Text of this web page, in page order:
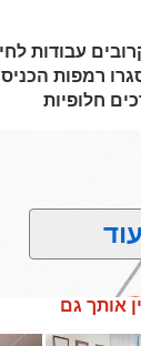
עבודות
חלופיות
אותך גם